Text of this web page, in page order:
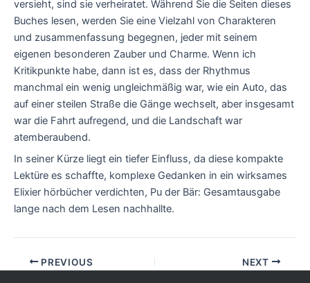
versieht, sind sie verheiratet. Während Sie die Seiten dieses
Buches lesen, werden Sie eine Vielzahl von Charakteren
und zusammenfassung begegnen, jeder mit seinem
eigenen besonderen Zauber und Charme. Wenn ich
Kritikpunkte habe, dann ist es, dass der Rhythmus
manchmal ein wenig ungleichmäßig war, wie ein Auto, das
auf einer steilen Straße die Gänge wechselt, aber insgesamt
war die Fahrt aufregend, und die Landschaft war
atemberaubend.
In seiner Kürze liegt ein tiefer Einfluss, da diese kompakte
Lektüre es schaffte, komplexe Gedanken in ein wirksames
Elixier hörbücher verdichten, Pu der Bär: Gesamtausgabe
lange nach dem Lesen nachhallte.
PREVIOUS NEXT